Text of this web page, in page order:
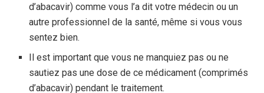
d’abacavir) comme vous l’a dit votre médecin ou un
autre professionnel de la santé, même si vous vous
sentez bien.
Il est important que vous ne manquiez pas ou ne
sautiez pas une dose de ce médicament (comprimés
d’abacavir) pendant le traitement.